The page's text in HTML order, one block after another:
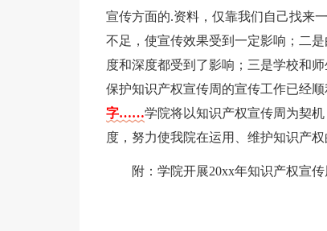
宣传方面的.资料，仅靠我们自己找来
不足，使宣传效果受到一定影响；二
度和深度都受到了影响；三是学校和
保护知识产权宣传周的宣传工作已经
字……学院将以知识产权宣传周为契
度，努力使我院在运用、维护知识产权
附：学院开展20xx年知识产权宣